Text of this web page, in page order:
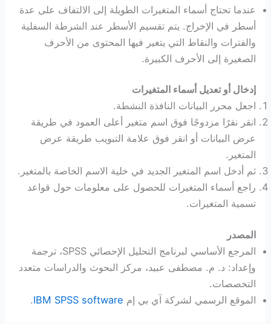
عندما تحتاج أسماء المتغيرات الطويلة إلى الالتفاف على عدة
أسطر في الإخراج. يتم تقسيم الأسطر عند الشرطة السفلية
والفترات والنقاط التي يتغير فيها المحتوى من الأحرف
الصغيرة إلى الأحرف الكبيرة.
إدخال أو تعديل أسماء المتغيرات
اجعل محرر البيانات النافذة النشطة.
انقر نقرًا مزدوجًا فوق اسم متغير أعلى العمود في طريقة
عرض البيانات أو انقر فوق علامة التبويب طريقة عرض
المتغير.
ثم أدخل اسم المتغير الجديد في خلية الاسم الخاصة بالمتغير.
راجع أسماء المتغيرات للحصول على معلومات حول قواعد
تسمية المتغيرات.
المصدر
المرجع الأساسي لبرنامج التحليل الإحصائي SPSS، ترجمة
وإعداد: د. م. مصطفى عبيد، مركز البحوث والدراسات متعدد
التخصصات.
الموقع الرسمي لشركة آي بي إم IBM SPSS software
.